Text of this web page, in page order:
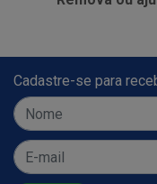
Cadastre-se para